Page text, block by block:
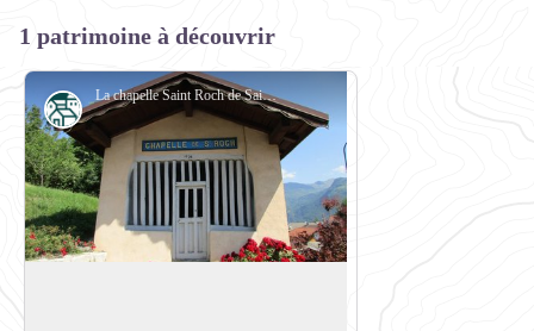
1 patrimoine à découvrir
La chapelle Saint Roch de Saint Oyen - CCVA
Petit patrimoine